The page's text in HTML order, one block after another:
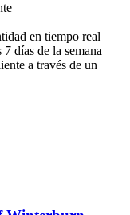
en tiempo real
días de la semana
a través de un